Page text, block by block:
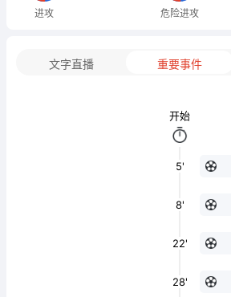
进攻 危险进攻
文字直播 重要事件
开始
5'
8'
22'
28'